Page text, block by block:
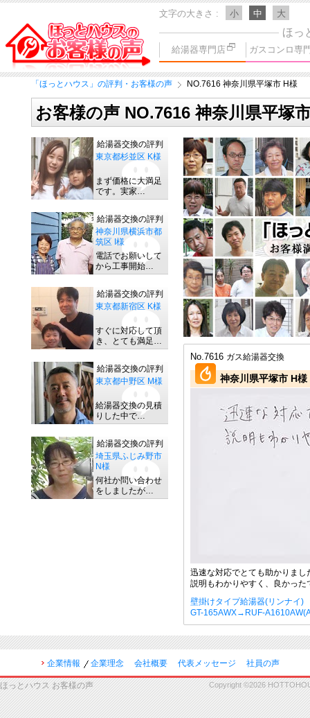
文字の大きさ 小 中 大
ほっ
給湯器専門店 ガスコンロ専
「ほっとハウス」の評判・お客様の声 NO.7616 神奈川県平塚市 H様
お客様の声 NO.7616 神奈川県平塚
No.7616 ガス給湯器交換
神奈川県平塚市 H様
迅速な対応でとても助かりまし
説明もわかりやすく、良かった
壁掛けタイプ給湯器(リンナイ)
GT-165AWX→RUF-
給湯器交換の評判
東京都杉並区 K様
まず価格に大満足
です。実家…
給湯器交換の評判
神奈川県横浜市都
筑区 I様
電話でお願いして
から工事開始…
給湯器交換の評判
東京都新宿区 K様
すぐに対応して頂
き、とても満足…
給湯器交換の評判
東京都中野区 M様
給湯器交換の見積
りした中で…
給湯器交換の評判
埼玉県ふじみ野市
N様
何社か問い合わせ
をしましたが…
企業情報 企業理念 会社概要 代表メッセージ 社員の声
ほっとハウス お客様の声 Copyright ©2026